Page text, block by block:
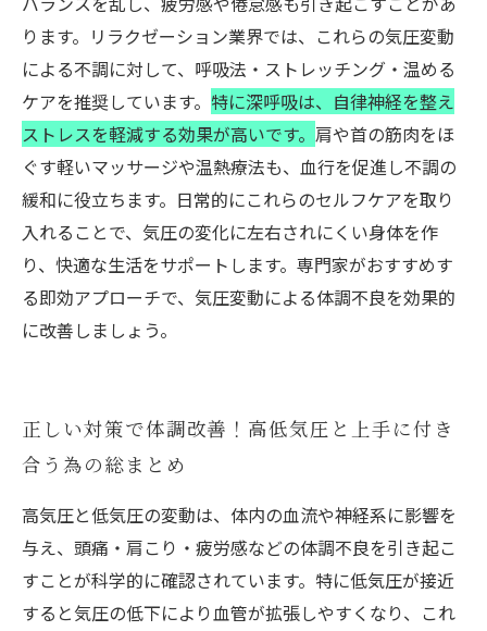
ります。リラクゼーション業界では、これらの気圧変動
による不調に対して、呼吸法・ストレッチング・温める
ケアを推奨しています。 特に深呼吸は、自律神経を整え
ストレスを軽減する効果が高いです。 肩や首の筋肉をほ
ぐす軽いマッサージや温熱療法も、血行を促進し不調の
緩和に役立ちます。日常的にこれらのセルフケアを取り
入れることで、気圧の変化に左右されにくい身体を作
り、快適な生活をサポートします。専門家がおすすめす
る即効アプローチで、気圧変動による体調不良を効果的
に改善しましょう。
正しい対策で体調改善！高低気圧と上手に付き
合う為の総まとめ
高気圧と低気圧の変動は、体内の血流や神経系に影響を
与え、頭痛・肩こり・疲労感などの体調不良を引き起こ
すことが科学的に確認されています。特に低気圧が接近
すると気圧の低下により血管が拡張しやすくなり、これ